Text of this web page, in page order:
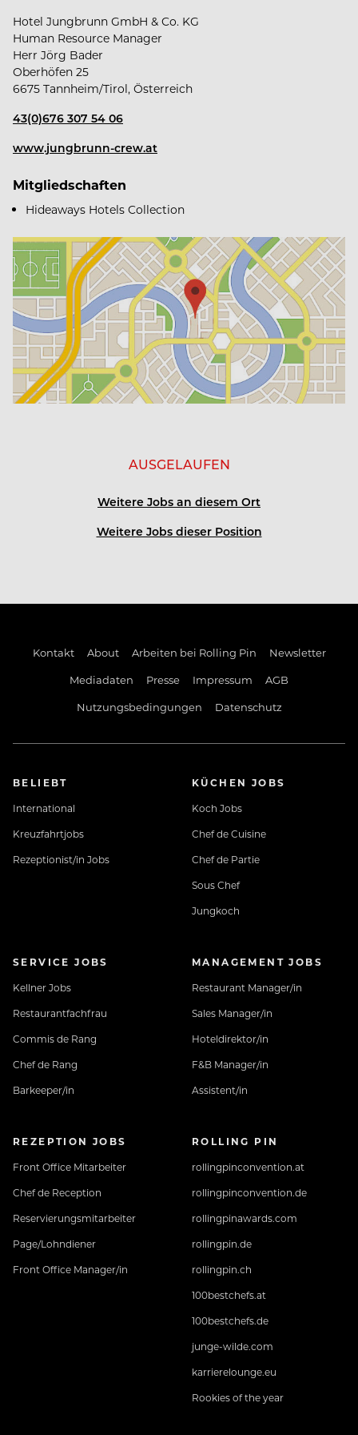
Das bekommst du von uns
Sicherer & mehrmals ausgezeichneter Arbeitgeber
Jahresstelle mit 14 Monatsgehältern
Geregelte Arbeitszeiten und verschiedene
Arbeitszeitmodelle
3, 4 oder 5 Tage-Woche möglich
kosenfreie Nutzung des Mitarbeiterautos (bei
wöchentliche SPA-Abende
Firmenradl
Worauf wartest Du noch?
crew.at
Hotel Jungbrunn GmbH & Co. KG
Human Resource Manager
Herr Jörg Bader
Oberhöfen 25
6675 Tannheim/Tirol, Österreich
43(0)676 307 54 06
www.jungbrunn-crew.at
Mitgliedschaften
Hideaways Hotels Collection
AUSGELAUFEN
Weitere Jobs an diesem Ort
Weitere Jobs dieser Position
Kontakt About Arbeiten bei Rolling Pin
Newsletter
Mediadaten
Presse Impressum
AGB
Nutzungsbedingungen
Datenschutz
BELIEBT
International
Kreuzfahrtjobs
Rezeptionist/in Jobs
KÜCHEN JOBS
Koch Jobs
Chef de Cuisine
Chef de Partie
Sous Chef
Jungkoch
SERVICE JOBS
Kellner Jobs
Restaurantfachfrau
Commis de Rang
Chef de Rang
Barkeeper/in
MANAGEMENT JOBS
Restaurant Manager/in
Sales Manager/in
Hoteldirektor/in
F&B Manager/in
Assistent/in
REZEPTION JOBS
Front Office Mitarbeiter
Chef de Reception
Reservierungsmitarbeiter
Page/Lohndiener
Front Office Manager/in
ROLLING PIN
rollingpinconvention.at
rollingpinconvention.de
rollingpinawards.com
rollingpin.de
rollingpin.ch
100bestchefs.at
100bestchefs.de
junge-wilde.com
karrierelounge.eu
Rookies of the year